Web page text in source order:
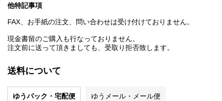
他特記事項
FAX、お手紙の注文、問い合わせは受け付けておりません。
現金書留のご購入も行なっておりません。
注文前に送って頂きましても、受取り拒否致します。
送料について
ゆうパック・宅配便 ゆうメール・メール便